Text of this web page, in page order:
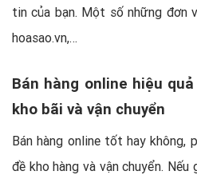
tin của bạn. Một số những đơn
hoasao.vn,…
Bán hàng online hiệu
kho bãi và vận chuyển
Bán hàng online tốt hay không,
đề kho hàng và vận chuyển.